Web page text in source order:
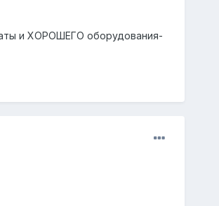
и ХОРОШЕГО оборудования-